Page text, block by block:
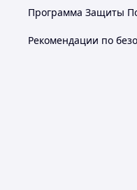
Программа Защиты
Рекомендации по